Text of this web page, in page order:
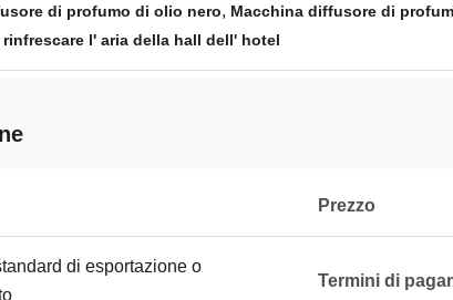
di profumo di olio nero, Macchina diffusore di
rinfrescare l' aria della hall dell' hotel
Prezzo
di esportazione o
Termini di